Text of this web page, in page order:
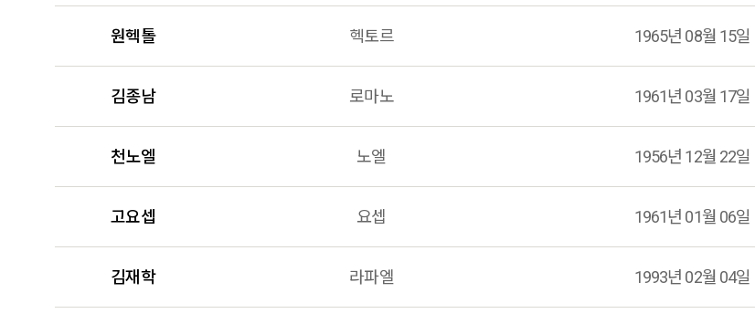
원헥톨 헥토르 1965년 08월 15일
김종남 로마노 1961년 03월 17일
천노엘 노엘 1956년 12월 22일
고요셉 요셉 1961년 01월 06일
김재학 라파엘 1993년 02월 04일